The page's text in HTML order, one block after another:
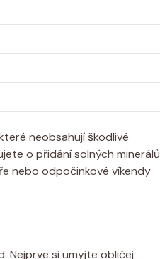
neobsahují škodlivé
o přidání solných minerálů
nebo odpočinkové víkendy
Nejprve si umyjte obličej